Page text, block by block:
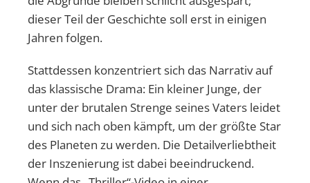
dieser Teil der Geschichte soll erst in einigen
Jahren folgen.
Stattdessen konzentriert sich das Narrativ auf
das klassische Drama: Ein kleiner Junge, der
unter der brutalen Strenge seines Vaters leidet
und sich nach oben kämpft, um der größte Star
des Planeten zu werden. Die Detailverliebtheit
der Inszenierung ist dabei beeindruckend.